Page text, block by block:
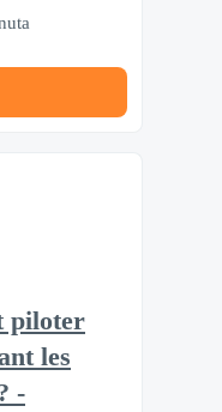
piloter
les
-